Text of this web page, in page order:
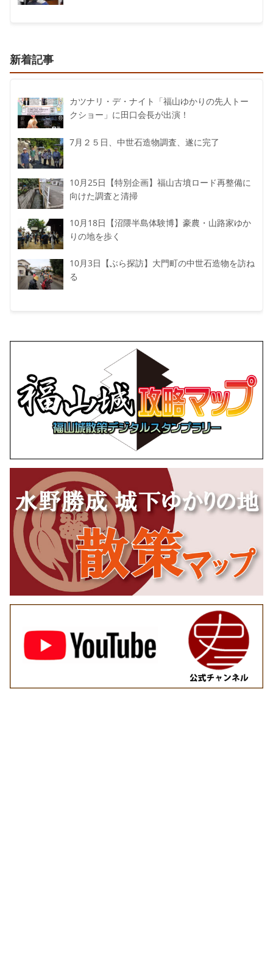
新着記事
カツナリ・デ・ナイト「福山ゆかりの先人トー
クショー」に田口会長が出演！
7月２５日、中世石造物調査、遂に完了
10月25日【特別企画】福山古墳ロード再整備に
向けた調査と清掃
10月18日【沼隈半島体験博】豪農・山路家ゆか
りの地を歩く
10月3日【ぶら探訪】大門町の中世石造物を訪ね
る